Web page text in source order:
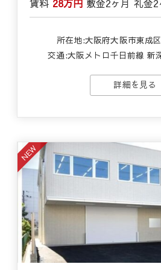
賃料 28万円 敷金2ヶ月 礼金2
所在地:大阪府大阪市東成
交通:大阪メトロ千日前線 新
詳細を見る
NEW